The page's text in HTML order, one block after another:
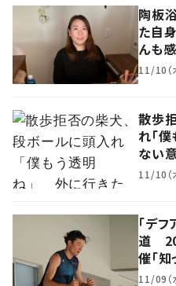
陶板
た自
んも
11/10（
散歩
れ「
ない
11/10（
「デ
道
催「知
11/09（